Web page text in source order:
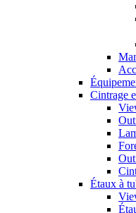
Cintrage
Étaux à